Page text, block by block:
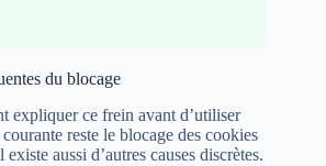
du blocage
expliquer ce frein avant d’utiliser
reste le blocage des cookies
aussi d’autres causes discrètes.